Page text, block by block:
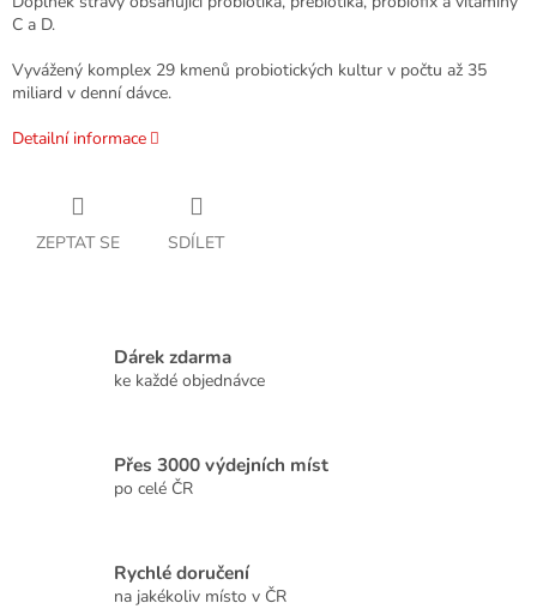
C a D.
Vyvážený komplex 29 kmenů probiotických kultur v počtu až 35
miliard v denní dávce.
Detailní informace
ZEPTAT SE SDÍLET
Dárek zdarma
ke každé objednávce
Přes 3000 výdejních míst
po celé ČR
Rychlé doručení
na jakékoliv místo v ČR